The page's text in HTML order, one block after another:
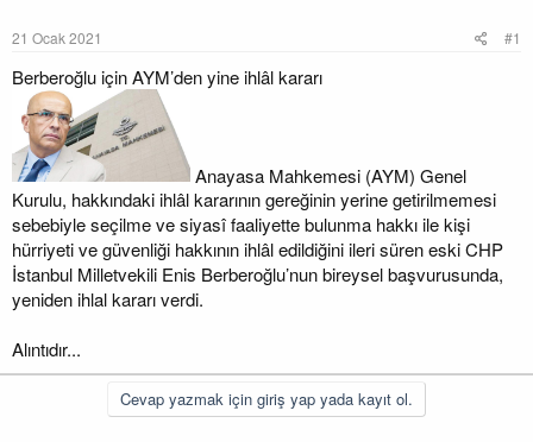
b
a
ş
l
a
t
a
n
ç
t
r
h
i
21 Ocak 2021 #1
Berberoğlu için AYM’den yine ihlâl kararı
Anayasa Mahkemesi (AYM) Genel
Kurulu, hakkındaki ihlâl kararının gereğinin yerine getirilmemesi
sebebiyle seçilme ve siyasî faaliyette bulunma hakkı ile kişi
hürriyeti ve güvenliği hakkının ihlâl edildiğini ileri süren eski CHP
İstanbul Milletvekili Enis Berberoğlu’nun bireysel başvurusunda,
yeniden ihlal kararı verdi.
Alıntıdır...
Cevap yazmak için giriş yap yada kayıt ol.